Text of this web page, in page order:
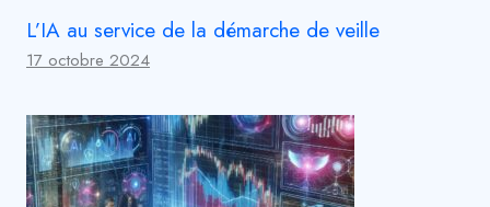
L’IA au service de la démarche de veille
17 octobre 2024